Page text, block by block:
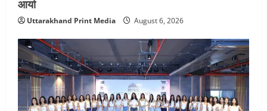
आर्या
Uttarakhand Print Media August 6, 2026